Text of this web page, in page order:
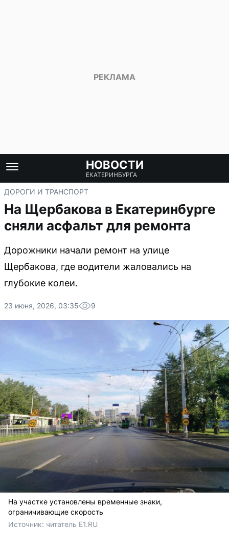
НОВОСТИ
ЕКАТЕРИНБУРГА
ДОРОГИ И ТРАНСПОРТ
На Щербакова в Екатеринбурге
сняли асфальт для ремонта
Дорожники начали ремонт на улице
Щербакова, где водители жаловались на
глубокие колеи.
23 июня, 2026, 03:35 9
На участке установлены временные знаки,
ограничивающие скорость
Источник: читатель E1.RU